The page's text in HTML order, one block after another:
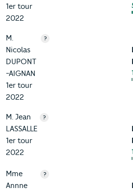
1er tour
2022
M.
Nicolas
DUPONT
-AIGNAN
1er tour
2022
?
M. Jean
LASSALLE
1er tour
2022
?
Mme
Annne
?